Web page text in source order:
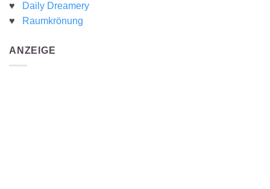
♥
Daily Dreamery
♥
Raumkrönung
ANZEIGE